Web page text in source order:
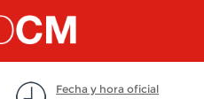
Fecha y hora oficial